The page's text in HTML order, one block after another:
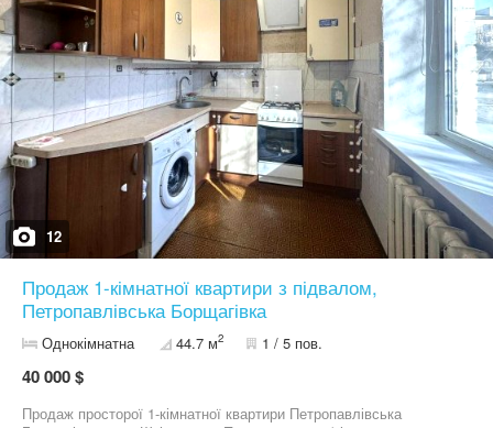
12
Продаж 1-кімнатної квартири з підвалом,
Петропавлівська Борщагівка
Однокімнатна 44.7 м2 1 / 5 пов.
40 000 $
Продаж просторої 1-кімнатної квартири Петропавлівська